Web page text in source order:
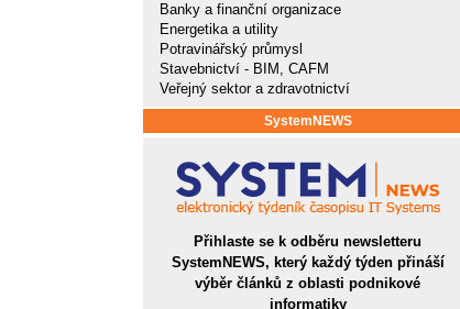
Banky a finanční organizace
Energetika a utility
Potravinářský průmysl
Stavebnictví - BIM, CAFM
Veřejný sektor a zdravotnictví
SystemNEWS
Přihlaste se k odběru newsletteru
SystemNEWS, který každý týden přináší
výběr článků z oblasti podnikové
informatiky